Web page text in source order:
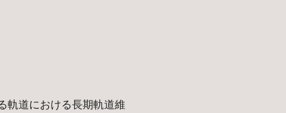
軌道における長期軌道維